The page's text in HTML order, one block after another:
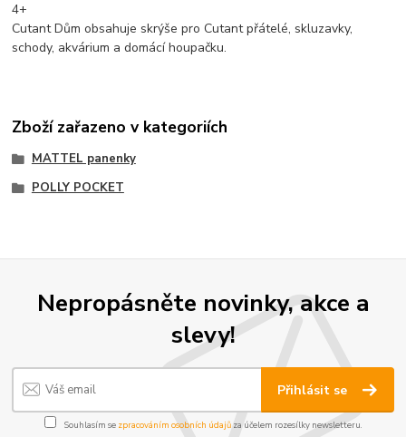
4+
Cutant Dům obsahuje skrýše pro Cutant přátelé, skluzavky,
schody, akvárium a domácí houpačku.
Zboží zařazeno v kategoriích
MATTEL panenky
POLLY POCKET
Nepropásněte novinky, akce a
slevy!
Přihlásit se
Souhlasím se zpracováním osobních údajůza účelem rozesílky newsletteru.